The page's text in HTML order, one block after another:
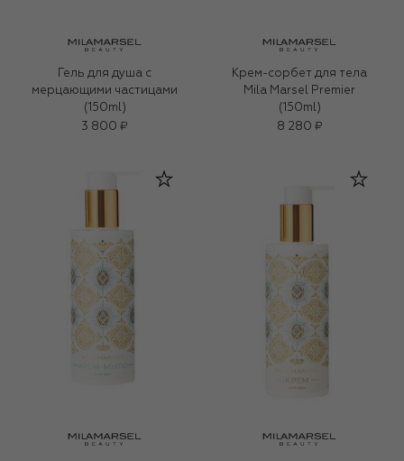
Гель для душа с
мерцающими частицами
(150ml)
3 800 ₽
Крем-сорбет для тела
Mila Marsel Premier
(150ml)
8 280 ₽